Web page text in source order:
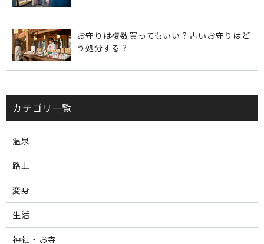
お守りは複数買ってもいい？古いお守りはど
う処分する？
カテゴリ一覧
温泉
路上
変身
生活
神社・お寺